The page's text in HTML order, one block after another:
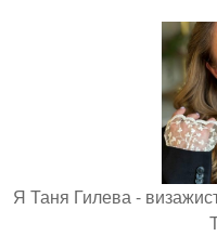
Я Таня Гилева -